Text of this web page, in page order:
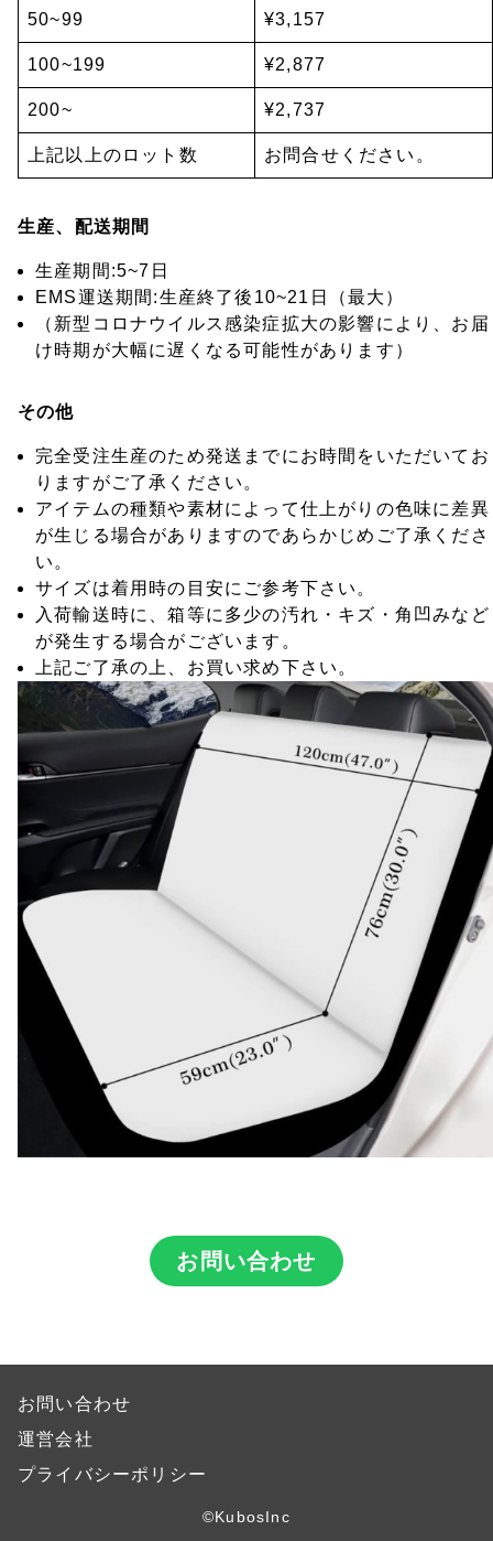
50~99 ¥3,157
100~199 ¥2,877
200~ ¥2,737
上記以上のロット数 お問合せください。
生産、配送期間
生産期間:5~7日
EMS運送期間:生産終了後10~21日（最大）
（新型コロナウイルス感染症拡大の影響により、お届
け時期が大幅に遅くなる可能性があります）
その他
完全受注生産のため発送までにお時間をいただいてお
りますがご了承ください。
アイテムの種類や素材によって仕上がりの色味に差異
が生じる場合がありますのであらかじめご了承くださ
い。
サイズは着用時の目安にご参考下さい。
入荷輸送時に、箱等に多少の汚れ・キズ・角凹みなど
が発生する場合がございます。
上記ご了承の上、お買い求め下さい。
お問い合わせ
お問い合わせ
運営会社
プライバシーポリシー
©KubosInc